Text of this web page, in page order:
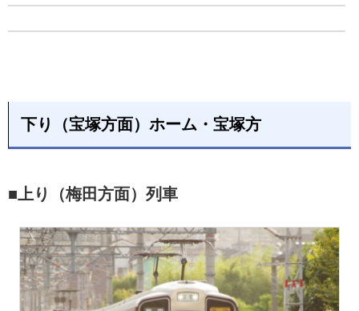
下り（宝塚方面）ホーム・宝塚方
■上り（梅田方面）列車